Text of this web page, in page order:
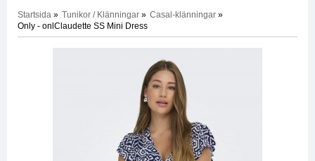
Startsida » Tunikor / Klänningar » Casal-klänningar »
Only - onlClaudette SS Mini Dress